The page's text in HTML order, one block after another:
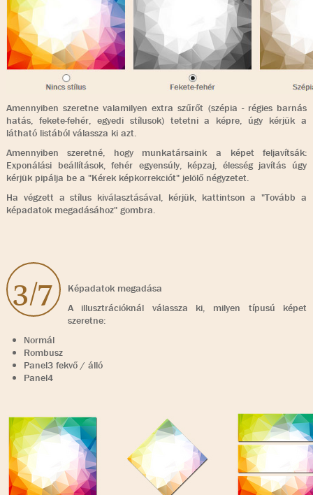
Amennyiben szeretne valamilyen extra szűrőt (szépia - régies barnás
hatás, fekete-fehér, egyedi stílusok) tetetni a képre, úgy kérjük a
látható listából válassza ki azt.
Amennyiben szeretné, hogy munkatársaink a képet feljavítsák:
Exponálási beállítások, fehér egyensúly, képzaj, élesség javítás úgy
kérjük pipálja be a "Kérek képkorrekciót" jelölő négyzetet.
Ha végzett a stílus kiválasztásával, kérjük, kattintson a "Tovább a
képadatok megadásához" gombra.
3/7
Képadatok megadása
A illusztrációknál válassza ki, milyen típusú képet
szeretne:
Normál
Rombusz
Panel3 fekvő / álló
Panel4